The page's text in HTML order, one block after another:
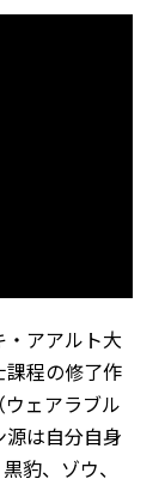
アアルト大
程の修了作
ェアラブル
は自分自身
豹、ゾウ、